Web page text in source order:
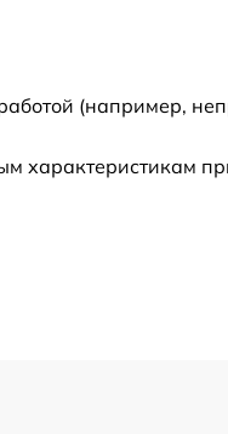
(например,
характеристикам